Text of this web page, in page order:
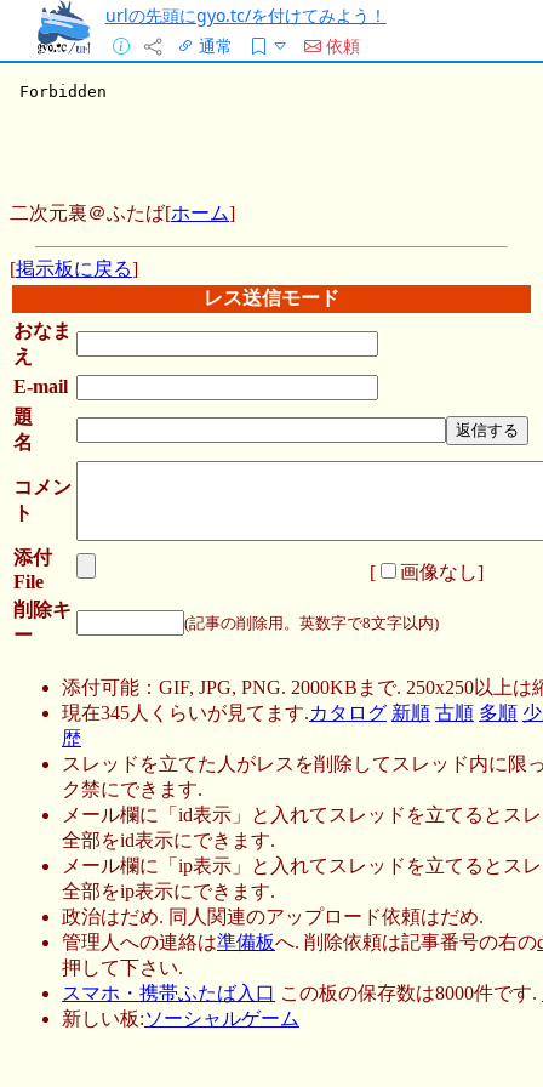
urlの先頭にgyo.tc/を付けてみよう！
通常
依頼